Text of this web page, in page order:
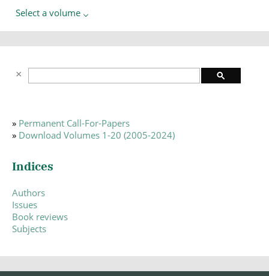
Select a volume
» Permanent Call-For-Papers
» Download Volumes 1-20 (2005-2024)
Indices
Authors
Issues
Book reviews
Subjects